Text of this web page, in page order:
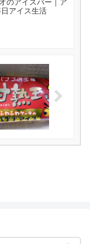
のアイスバー｜ア
アイス生活